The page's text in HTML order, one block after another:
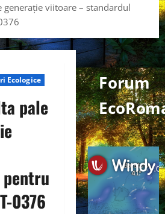
generație viitoare – standardul
Ecologice
pale
0376
Forum